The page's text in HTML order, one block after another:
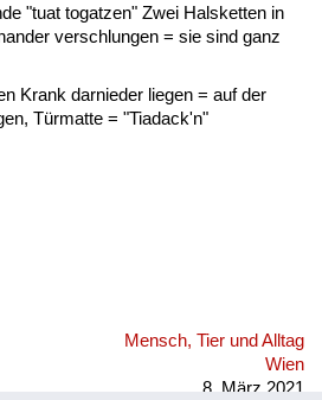
"tuat togatzen" Zwei Halsketten in
verschlungen = sie sind ganz
Krank darnieder liegen = auf der
Türmatte = "Tiadack'n"
Mensch, Tier und Alltag
Wien
8. März 2021